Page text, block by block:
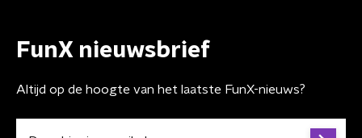
FunX nieuwsbrief
Altijd op de hoogte van het laatste FunX-nieuws?